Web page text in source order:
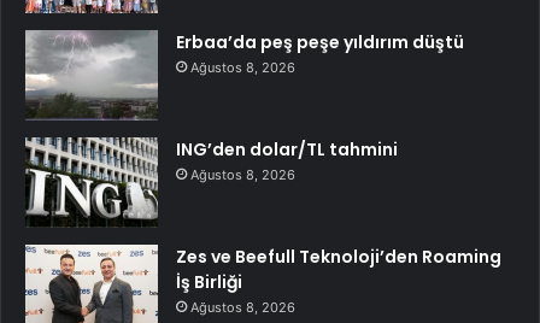
Erbaa’da peş peşe yıldırım düştü
Ağustos 8, 2026
ING’den dolar/TL tahmini
Ağustos 8, 2026
Zes ve Beefull Teknoloji’den Roaming
İş Birliği
Ağustos 8, 2026